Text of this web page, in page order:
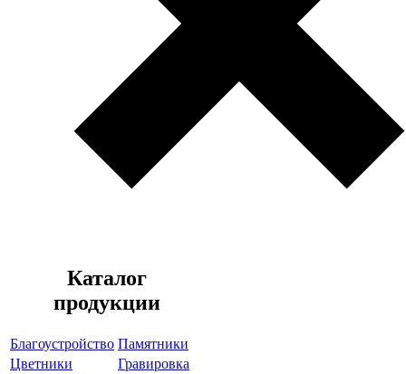
Каталог
продукции
Благоустройство Памятники
Цветники
Гравировка